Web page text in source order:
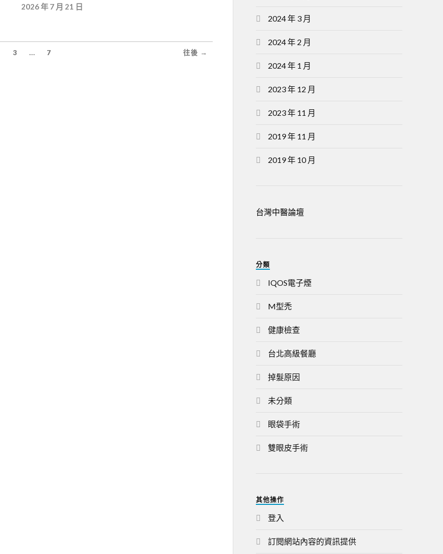
2026 年 7 月 21 日
3 ... 7 往後 →
2024 年 3 月
2024 年 2 月
2024 年 1 月
2023 年 12 月
2023 年 11 月
2019 年 11 月
2019 年 10 月
台灣中醫論壇
分類
IQOS電子煙
M型禿
健康檢查
台北高級餐廳
掉髮原因
未分類
眼袋手術
雙眼皮手術
其他操作
登入
訂閱網站內容的資訊提供